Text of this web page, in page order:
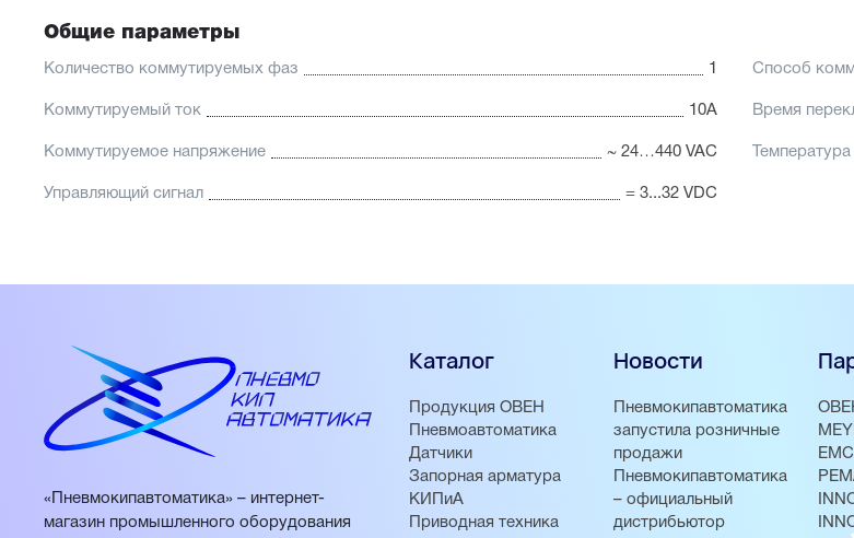
Общие параметры
Количество коммутируемых фаз 1 Способ
Коммутируемый ток 10А Время
Коммутируемое напряжение ~ 24…440 VAC
Управляющий сигнал = 3...32 VDC
«Пневмокипавтоматика» – интернет-
магазин промышленного оборудования
Каталог
Продукция ОВЕН
Пневмоавтоматика
Датчики
Запорная арматура
КИПиА
Приводная техника
Новости
Пневмокипавтоматика
запустила розничные
продажи
Пневмокипавтоматика
– официальный
дистрибьютор
EMC